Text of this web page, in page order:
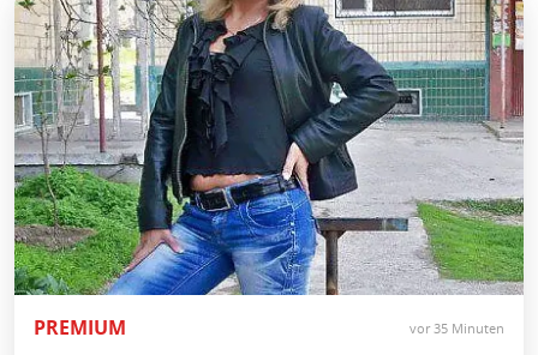
PREMIUM vor 35 Minuten